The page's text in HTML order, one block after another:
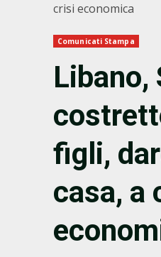
crisi economica
Comunicati Stampa
Libano,
figli,
casa, a